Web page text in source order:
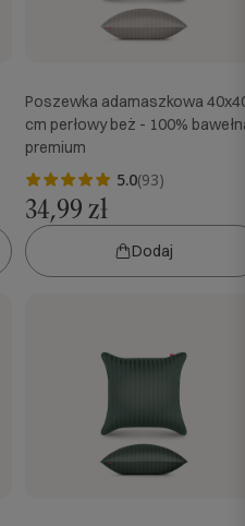
Poszewka adamaszkowa
cm perłowy beż - 100%
premium
5.0(93)
34,99 zł
Dodaj